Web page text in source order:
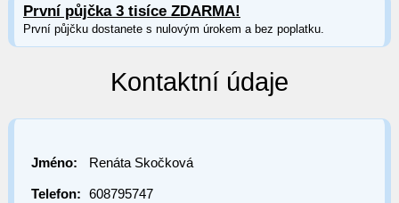
První půjčka 3 tisíce ZDARMA!
První půjčku dostanete s nulovým úrokem a bez poplatku.
Kontaktní údaje
Jméno: Renáta Skočková
Telefon: 608795747